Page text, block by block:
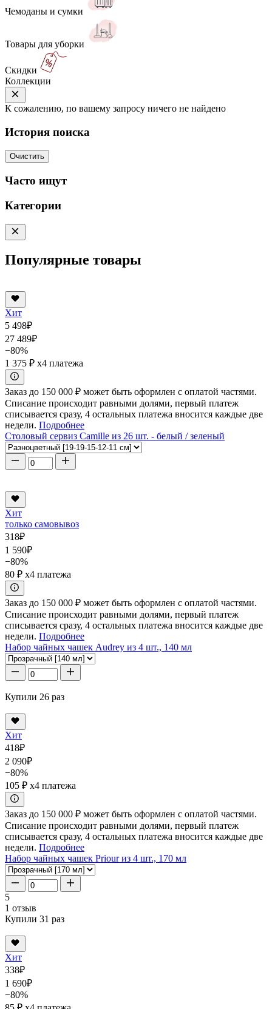
Чемоданы и сумки
Товары для уборки
Скидки
Коллекции
К сожалению, по вашему запросу ничего не найдено
История поиска
Очистить
Часто ищут
Категории
Популярные товары
Хит
5 498₽
27 489₽
−80%
1 375 ₽ x4 платежа
Заказ до 150 000 ₽ может быть оформлен с оплатой частями.
Списание происходит равными долями, первый платеж
списывается сразу, 4 остальных платежа вносится каждые две
недели. Подробнее
Столовый сервиз Camille из 26 шт. - белый / зеленый
Хит
только самовывоз
318₽
1 590₽
−80%
80 ₽ x4 платежа
Заказ до 150 000 ₽ может быть оформлен с оплатой частями.
Списание происходит равными долями, первый платеж
списывается сразу, 4 остальных платежа вносится каждые две
недели. Подробнее
Набор чайных чашек Audrey из 4 шт., 140 мл
Купили 26 раз
Хит
418₽
2 090₽
−80%
105 ₽ x4 платежа
Заказ до 150 000 ₽ может быть оформлен с оплатой частями.
Списание происходит равными долями, первый платеж
списывается сразу, 4 остальных платежа вносится каждые две
недели. Подробнее
Набор чайных чашек Priour из 4 шт., 170 мл
5
1 отзыв
Купили 31 раз
Хит
338₽
1 690₽
−80%